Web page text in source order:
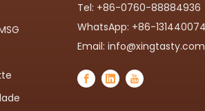
Tel: +86-0760-88884936
WhatsApp: +86-
Email: info@xingtasty.com